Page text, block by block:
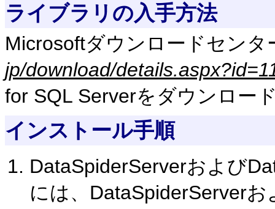
ライブラリの入手方法
Microsoftダウンロードセンタ
jp/download/
for SQL Serverをダウンロー
インストール手順
DataSpiderServerおよび
には、DataSpiderServer